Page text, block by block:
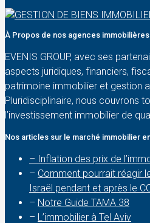
À Propos de nos agences immobilières
EVENIS GROUP, avec ses
aspects juridiques, financiers,
patrimoine immobilier et gestion
Pluridisciplinaire, nous couvrons
l’investissement immobilier de
Nos articles sur le marché immobilier
– Inflation des prix de
– Comment pourrait réagir
Israël pendant et après le
– Notre Guide TAMA 38
– L’immobilier à Tel Aviv